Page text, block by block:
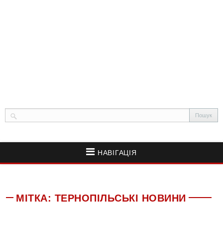
НАВІГАЦІЯ
МІТКА: ТЕРНОПІЛЬСЬКІ НОВИНИ